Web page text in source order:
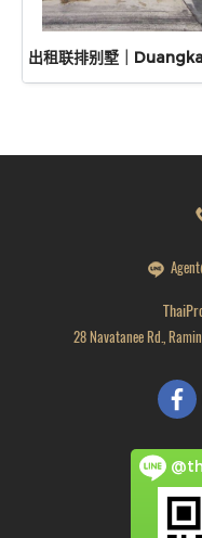
28 Navatanee Rd.,